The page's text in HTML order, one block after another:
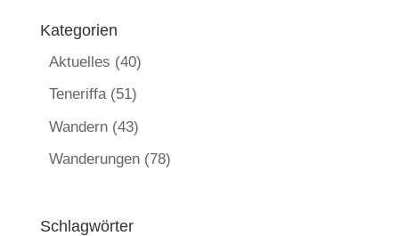
Kategorien
Aktuelles (40)
Teneriffa(51)
Wandern(43)
Wanderungen(78)
Schlagwörter